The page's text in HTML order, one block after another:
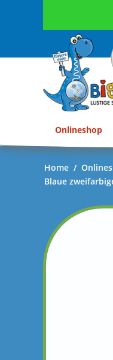
Onlineshop
Home /
Blaue